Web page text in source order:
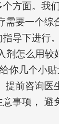
方面。我
需要一个综
导下进行。
剂怎么用较
你几个小贴
提前咨询医
事项， 避